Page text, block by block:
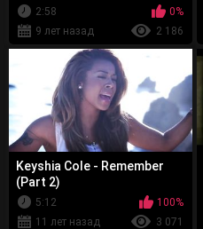
2:58
0%
9 лет назад
2 186
Keyshia Cole - Remember
(Part 2)
5:12
100%
11 лет назад
3 071